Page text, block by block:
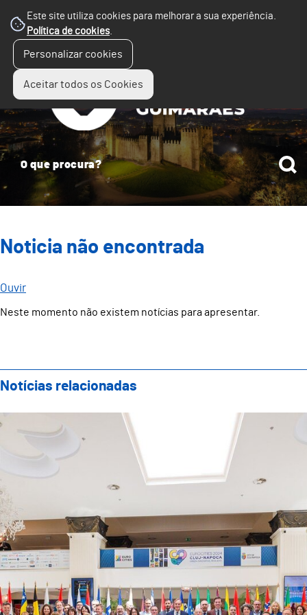
Este site utiliza cookies para melhorar a sua experiência.
Política de cookies.
Personalizar cookies
Aceitar todos os Cookies
Noticia não encontrada
Ouvir
Neste momento não existem notícias para apresentar.
Notícias relacionadas
Conferência Anual Eurocities 2024 em Cluj-Napoca: